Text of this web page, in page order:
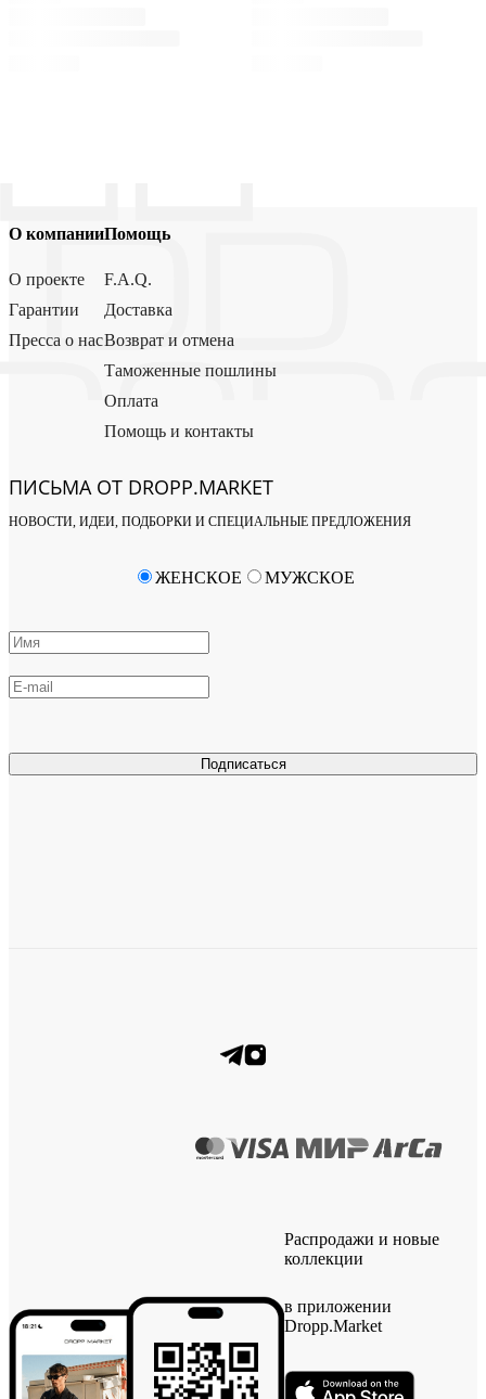
О компании
О проекте
Гарантии
Пресса о нас
Помощь
F.A.Q.
Доставка
Возврат и отмена
Таможенные пошлины
Оплата
Помощь и контакты
ПИСЬМА ОТ DROPP.MARKET
НОВОСТИ, ИДЕИ, ПОДБОРКИ И СПЕЦИАЛЬНЫЕ ПРЕДЛОЖЕНИЯ
Подписаться
ЖЕНСКОЕ МУЖСКОЕ
Распродажи и новые
коллекции
в приложении
Dropp.Market